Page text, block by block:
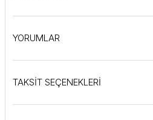
YORUMLAR
TAKSİT SEÇENEKLERİ